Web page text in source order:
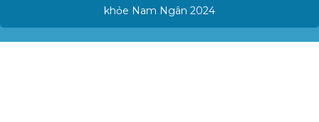
khỏe Nam Ngân 2024